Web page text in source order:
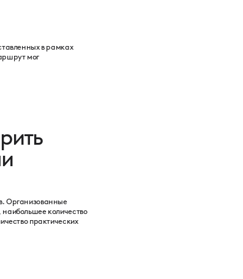
в рамках
мог
Организованные
количество
практических